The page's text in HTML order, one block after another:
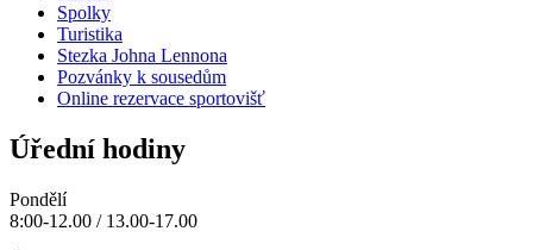
Spolky
Turistika
Stezka Johna Lennona
Pozvánky k sousedům
Online rezervace sportovišť
Úřední hodiny
Pondělí
8:00-12.00 / 13.00-17.00